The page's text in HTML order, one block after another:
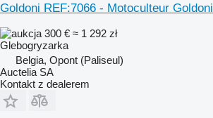
Goldoni REF:7066 - Motoculteur Goldoni
300 € ≈ 1 292 zł
Glebogryzarka
Belgia, Opont (Paliseul)
Auctelia SA
Kontakt z dealerem